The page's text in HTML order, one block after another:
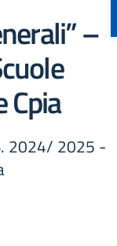
–
2024/ 2025 -